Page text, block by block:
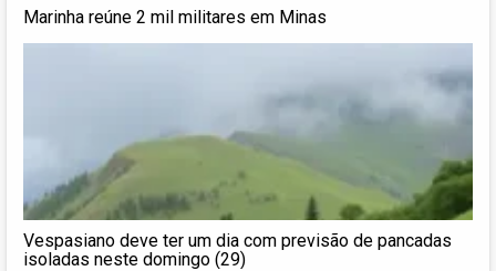
Marinha reúne 2 mil militares em Minas
Vespasiano deve ter um dia com previsão de pancadas
isoladas neste domingo (29)